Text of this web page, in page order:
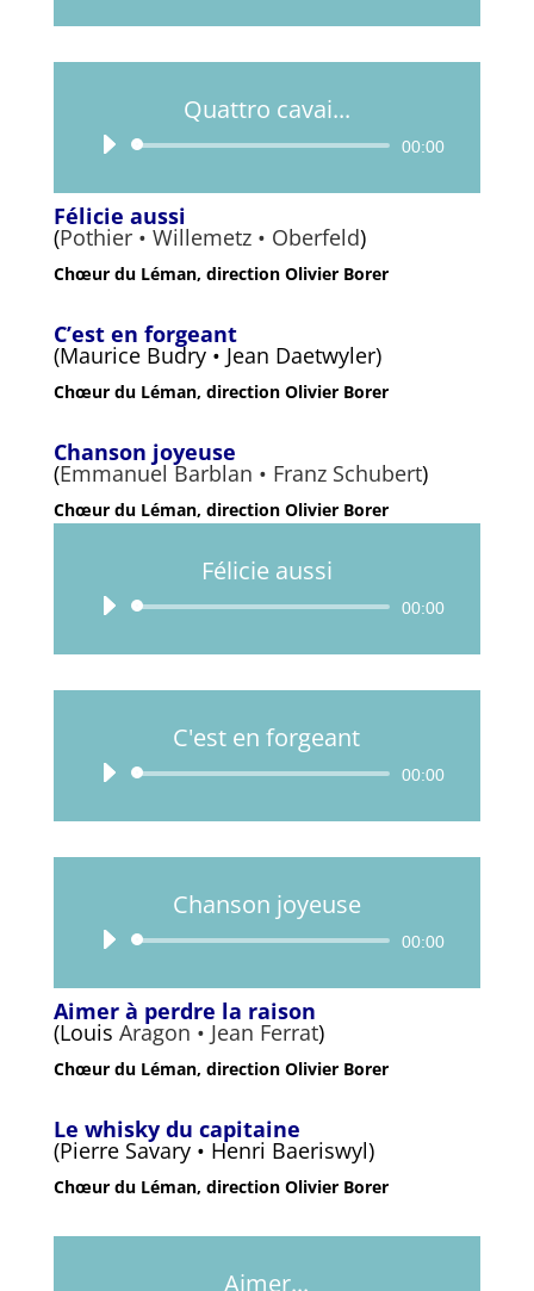
Quattro cavai...
Lecteur
00:00
Félicie aussi
(Pothier • Willemetz • Oberfeld)
Chœur du Léman, direction Olivier Borer
C’est en forgeant
(Maurice Budry • Jean Daetwyler)
Chœur du Léman, direction Olivier Borer
Chanson joyeuse
(Emmanuel Barblan • Franz Schubert)
Chœur du Léman, direction Olivier Borer
Félicie aussi
Lecteur
00:00
C'est en forgeant
Lecteur
00:00
Chanson joyeuse
Lecteur
00:00
Aimer à perdre la raison
(Louis Aragon • Jean Ferrat)
Chœur du Léman, direction Olivier Borer
Le whisky du capitaine
(Pierre Savary • Henri Baeriswyl)
Chœur du Léman, direction Olivier Borer
Aimer...